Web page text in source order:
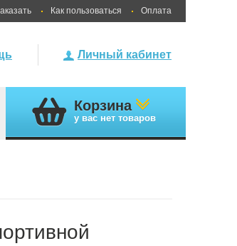
Как пользоваться Оплата
Личный кабинет
Корзина
у вас нет товаров